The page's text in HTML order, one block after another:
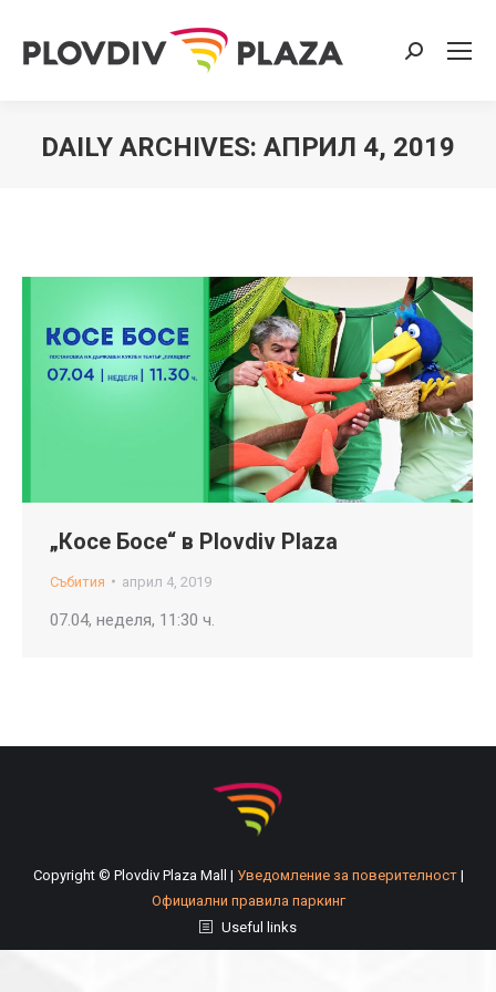
Search:
DAILY ARCHIVES: АПРИЛ 4, 2019
„Косе Босе“ в Plovdiv Plaza
Събития април 4, 2019
07.04, неделя, 11:30 ч.
Copyright © Plovdiv Plaza Mall | Уведомление за поверителност|
Официални правила паркинг
Useful links